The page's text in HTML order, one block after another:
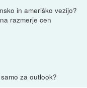
in ameriško vezijo?
razmerje cen
za outlook?